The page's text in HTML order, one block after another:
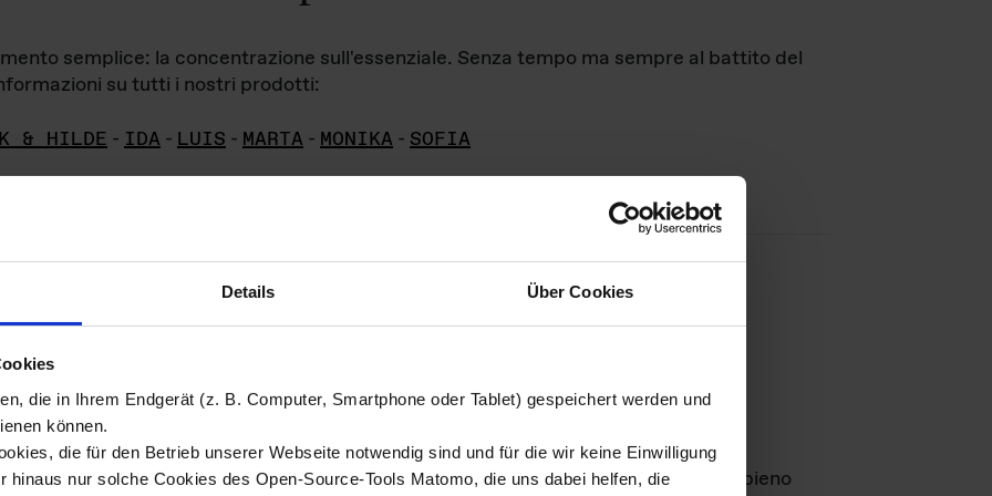
Details Über Cookies
die in Ihrem Endgerät (z. B. Computer, Smartphone oder Tablet) gespeichert werden und
können.
die für den Betrieb unserer Webseite notwendig sind und für die wir keine Einwilligung
hinaus nur solche Cookies des Open-Source-Tools Matomo, die uns dabei helfen, die
semplice: la concentrazione sull'essenziale. Senza tempo ma sempre al battito del
su tutti i nostri prodotti:
& HILDE - IDA - LUIS - MARTA - MONIKA - SOFIA
di immagini
materiale fotografico sono detenuti daDas ganze LebenGmbH e rimangono in pieno